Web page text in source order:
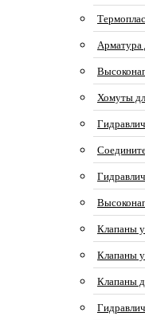
Арматура
Хомуты
Клапаны
Клапаны
Клапаны